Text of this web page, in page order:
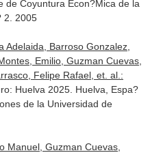
de Coyuntura Econ?Mica de la
2. 2005
Adelaida, Barroso Gonzalez,
Emilio, Guzman Cuevas,
Felipe Rafael, et. al.:
Huelva 2025. Huelva, Espa?
de la Universidad de
Manuel, Guzman Cuevas,